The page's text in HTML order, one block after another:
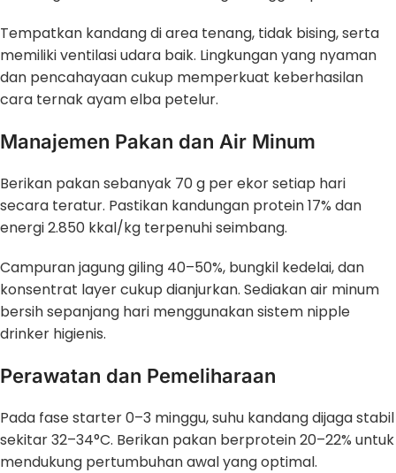
Tempatkan kandang di area tenang, tidak bising, serta
memiliki ventilasi udara baik. Lingkungan yang nyaman
dan pencahayaan cukup memperkuat keberhasilan
cara ternak ayam elba petelur.
Manajemen Pakan dan Air Minum
Berikan pakan sebanyak 70 g per ekor setiap hari
secara teratur. Pastikan kandungan protein 17% dan
energi 2.850 kkal/kg terpenuhi seimbang.
Campuran jagung giling 40–50%, bungkil kedelai, dan
konsentrat layer cukup dianjurkan. Sediakan air minum
bersih sepanjang hari menggunakan sistem nipple
drinker higienis.
Perawatan dan Pemeliharaan
Pada fase starter 0–3 minggu, suhu kandang dijaga stabil
sekitar 32–34°C. Berikan pakan berprotein 20–22% untuk
mendukung pertumbuhan awal yang optimal.